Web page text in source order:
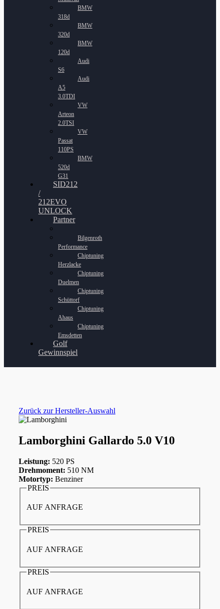
BMW
318d
BMW
320d
BMW
120d
Audi
S6
Audi
A5
3.0TDI
VW
Arteon
2.0TSI
VW
Passat
110PS
BMW
520d
G31
SID212
/
212EVO
UNLOCK
Partner
Bilgenroth
Performance
Chiptuning
Herzlacke
Chiptuning
Duelmen
Chiptuning
Schüttorf
Chiptuning
Ahaus
Chiptuning
Emsdetten
Golf
Gewinnspiel
Zurück zur Hersteller-Auswahl
Lamborghini Gallardo 5.0 V10
Leistung: 520 PS
Drehmoment: 510 NM
Motortyp: Benziner
PREIS
AUF ANFRAGE
PREIS
AUF ANFRAGE
PREIS
AUF ANFRAGE